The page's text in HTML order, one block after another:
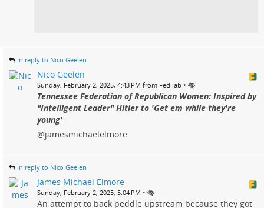
in reply to Nico Geelen
Nico Geelen
Sunday, February 2, 2025, 4:43 PM from Fedilab •
Tennessee Federation of Republican Women: Inspired by
"Intelligent Leader" Hitler to 'Get em while they're
young'
@jamesmichaelelmore
in reply to Nico Geelen
James Michael Elmore
Sunday, February 2, 2025, 5:04 PM •
An attempt to back peddle upstream because they got